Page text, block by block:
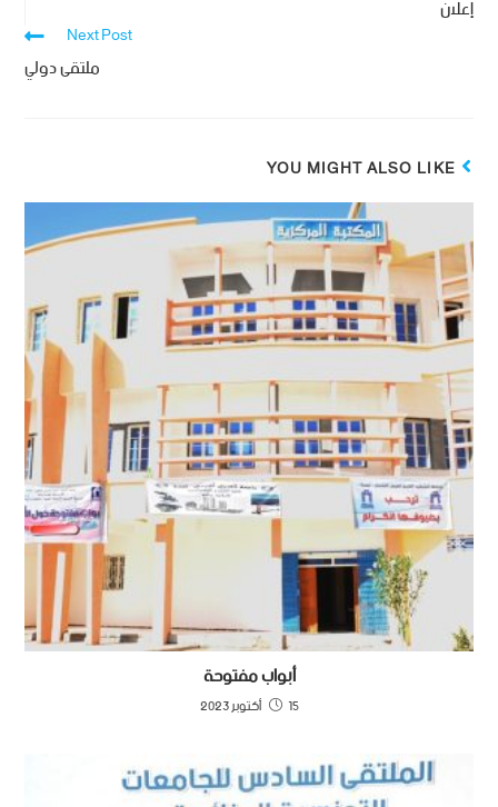
إعلان
Next Post
ملتقى دولي
YOU MIGHT ALSO LIKE
أبواب مفتوحة
15 أكتوبر 2023